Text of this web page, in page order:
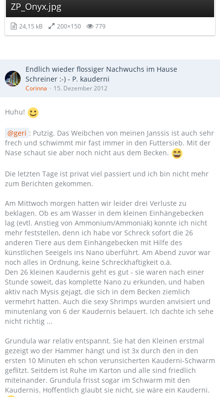
ZP_Onyx.jpg
24,15 kB 200×150 779
Endlich wieder flossiger Nachwuchs im Hause
Schreiner :-) - P. kauderni
Corinna 15. Dezember 2012
Huhu!
geri : Putzig. Das Weibchen von meinen Janssis ist auch sehr
frech und schwimmt mir fast immer in den Futtersieb. Mit der
Nase schaut sie aber noch nicht aus dem Becken.
Die letzten Tage ist privat viel passiert und ich bin nicht mehr
zum Berichten gekommen.
Am Mittwoch morgen hatten wir leider drei Verluste zu
beklagen. Ob es am Wasser in dem kleinen Einhängebecken
lag (evtl. Anstieg von Ammonium/Ammoniak) konnte ich nicht
mehr feststellen, denn ich habe vor Schreck sofort die 26
anderen Tiere aus dem Einhängebecken mit Hilfe des
künstlichen Seeigels ins Nano überführt. Am Abend zuvor war
noch alles in Ordnung, keine Schreckhaftigkeit o.ä.
Den 26 kleinen Kaudernis geht es gut - sie waren nach einer
Stunde soweit, das komplette Nano zu erkunden, und haben
aktiv nach Mysis gejagt, die sich in dem Becken ziemlich
vermehrt hatten. Auch die sexy Shrimps wurden anvisiert und
minutenlang von 6 der Kaudernis belauert. Ich dachte ich sehe
nicht richtig ...
Grundula war relativ entspannt. Sie hat den Kleinen erstmal
gezeigt wo der Hammer hängt und ist 3x durch den in den
ersten 10 Minuten eh schon verunsicherten Kauderni-Schwarm
geflitzt. Seitdem ist Ruhe im Karton und alle sind friedlich
miteinander. Grundula frisst sogar im Schwarm mit den
Kaudernis. Hoffentlich glaubt sie nicht, sie wäre ein Kauderni.